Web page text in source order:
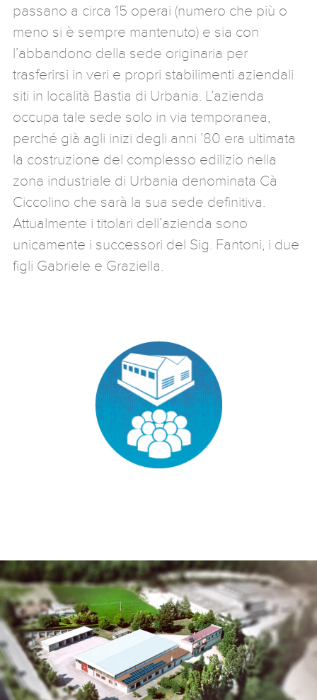
passano a circa 15 operai (numero che più o
meno si è sempre mantenuto) e sia con
l’abbandono della sede originaria per
trasferirsi in veri e propri stabilimenti aziendali
siti in località Bastia di Urbania. L’azienda
occupa tale sede solo in via temporanea,
perché già agli inizi degli anni ’80 era ultimata
la costruzione del complesso edilizio nella
zona industriale di Urbania denominata Cà
Ciccolino che sarà la sua sede definitiva.
Attualmente i titolari dell’azienda sono
unicamente i successori del Sig. Fantoni, i due
figli Gabriele e Graziella.